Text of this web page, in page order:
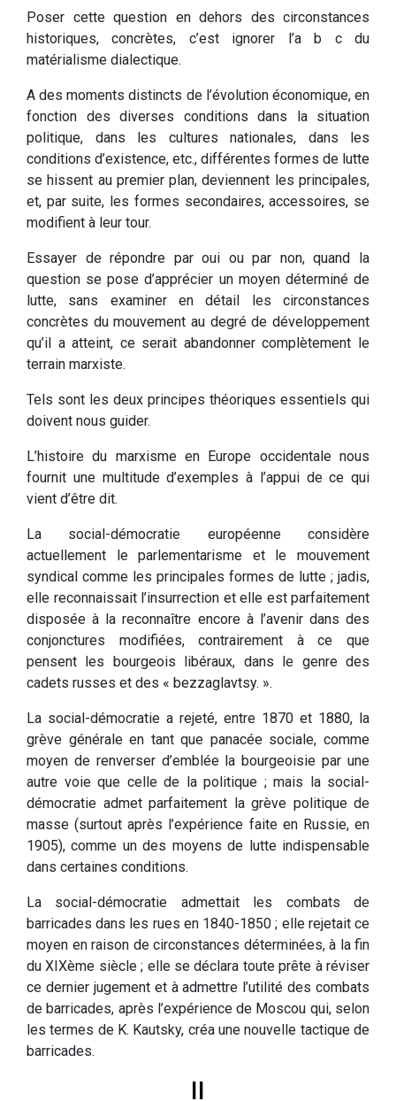
Poser cette question en dehors des circonstances
historiques, concrètes, c’est ignorer l’a b c du
matérialisme dialectique.
A des moments distincts de l’évolution économique, en
fonction des diverses conditions dans la situation
politique, dans les cultures nationales, dans les
conditions d’existence, etc., différentes formes de lutte
se hissent au premier plan, deviennent les principales,
et, par suite, les formes secondaires, accessoires, se
modifient à leur tour.
Essayer de répondre par oui ou par non, quand la
question se pose d’apprécier un moyen déterminé de
lutte, sans examiner en détail les circonstances
concrètes du mouvement au degré de développement
qu’il a atteint, ce serait abandonner complètement le
terrain marxiste.
Tels sont les deux principes théoriques essentiels qui
doivent nous guider.
L’histoire du marxisme en Europe occidentale nous
fournit une multitude d’exemples à l’appui de ce qui
vient d’être dit.
La social-démocratie européenne considère
actuellement le parlementarisme et le mouvement
syndical comme les principales formes de lutte ; jadis,
elle reconnaissait l’insurrection et elle est parfaitement
disposée à la reconnaître encore à l’avenir dans des
conjonctures modifiées, contrairement à ce que
pensent les bourgeois libéraux, dans le genre des
cadets russes et des « bezzaglavtsy. ».
La social-démocratie a rejeté, entre 1870 et 1880, la
grève générale en tant que panacée sociale, comme
moyen de renverser d’emblée la bourgeoisie par une
autre voie que celle de la politique ; mais la social-
démocratie admet parfaitement la grève politique de
masse (surtout après l’expérience faite en Russie, en
1905), comme un des moyens de lutte indispensable
dans certaines conditions.
La social-démocratie admettait les combats de
barricades dans les rues en 1840-1850 ; elle rejetait ce
moyen en raison de circonstances déterminées, à la fin
du XIXème siècle ; elle se déclara toute prête à réviser
ce dernier jugement et à admettre l’utilité des combats
de barricades, après l’expérience de Moscou qui, selon
les termes de K. Kautsky, créa une nouvelle tactique de
barricades.
II